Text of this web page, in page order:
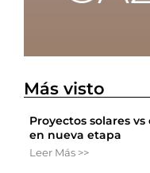
Más visto
Proyectos solares
en nueva etapa
Leer Más >>